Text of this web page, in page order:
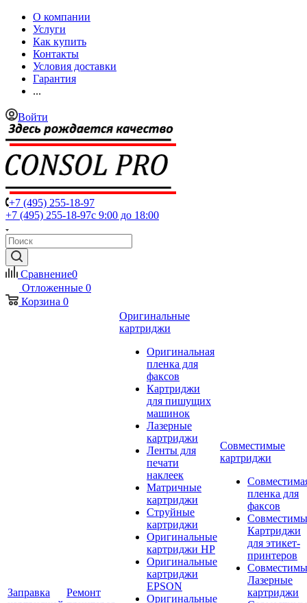
О компании
Услуги
Как купить
Контакты
Условия доставки
Гарантия
...
Войти
+7 (495) 255-18-97
+7 (495) 255-18-97с 9:00 до 18:00
Сравнение0
Отложенные 0
Корзина 0
Заправка
Ремонт
Оригинальные
картриджи
Оригинальная
пленка для
факсов
Картриджи
для пишущих
машинок
Лазерные
картриджи
Ленты для
печати
наклеек
Матричные
картриджи
Струйные
картриджи
Оригинальные
картриджи HP
Оригинальные
картриджи
EPSON
Оригинальные
Совместимые
картриджи
пленка для
факсов
Картриджи
для этикет-
принтеров
Лазерные
картриджи